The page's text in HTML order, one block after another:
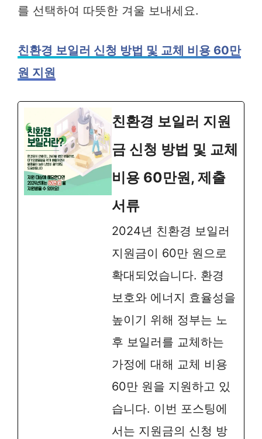
를 선택하여 따뜻한 겨울 보내세요.
친환경 보일러 신청 방법 및 교체 비용 60만
원 지원
친환경 보일러 지원
금 신청 방법 및 교체
비용 60만원, 제출
서류
2024년 친환경 보일러
지원금이 60만 원으로
확대되었습니다. 환경
보호와 에너지 효율성을
높이기 위해 정부는 노
후 보일러를 교체하는
가정에 대해 교체 비용
60만 원을 지원하고 있
습니다. 이번 포스팅에
서는 지원금의 신청 방